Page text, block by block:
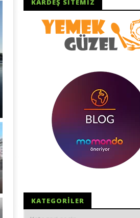
KARDEŞ SITEMIZ
KATEGORILER